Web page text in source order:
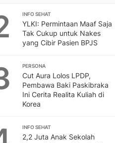
INFO SEHAT
YLKI: Permintaan Maaf Saja
Tak Cukup untuk Nakes
yang Cibir Pasien BPJS
PERSONA
Cut Aura Lolos LPDP,
Pembawa Baki Paskibraka
Ini Cerita Realita Kuliah di
Korea
INFO SEHAT
2,2 Juta Anak Sekolah